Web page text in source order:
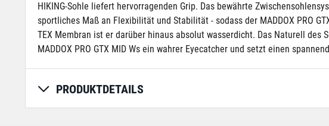
HIKING-Sohle liefert hervorragenden Grip. Das bewährte
sportliches Maß an Flexibilität und Stabilität - sodass der MADDOX PRO
TEX Membran ist er darüber hinaus absolut wasserdicht. Das Naturell
MADDOX PRO GTX MID Ws ein wahrer Eyecatcher und setzt einen
PRODUKTDETAILS